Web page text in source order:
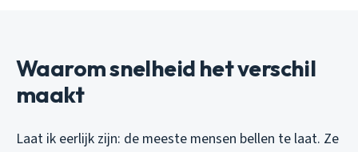
Waarom snelheid het verschil
maakt
Laat ik eerlijk zijn: de meeste mensen bellen te laat. Ze